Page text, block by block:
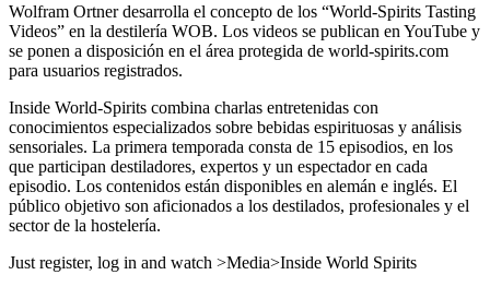
Wolfram Ortner desarrolla el concepto de los “World-Spirits Tasting
Videos” en la destilería WOB. Los videos se publican en YouTube y
se ponen a disposición en el área protegida de world-spirits.com
para usuarios registrados.
Inside World-Spirits combina charlas entretenidas con
conocimientos especializados sobre bebidas espirituosas y análisis
sensoriales. La primera temporada consta de 15 episodios, en los
que participan destiladores, expertos y un espectador en cada
episodio. Los contenidos están disponibles en alemán e inglés. El
público objetivo son aficionados a los destilados, profesionales y el
sector de la hostelería.
Just register, log in and watch >Media>Inside World Spirits